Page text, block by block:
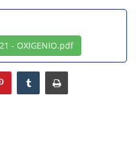
- OXIGENIO.pdf